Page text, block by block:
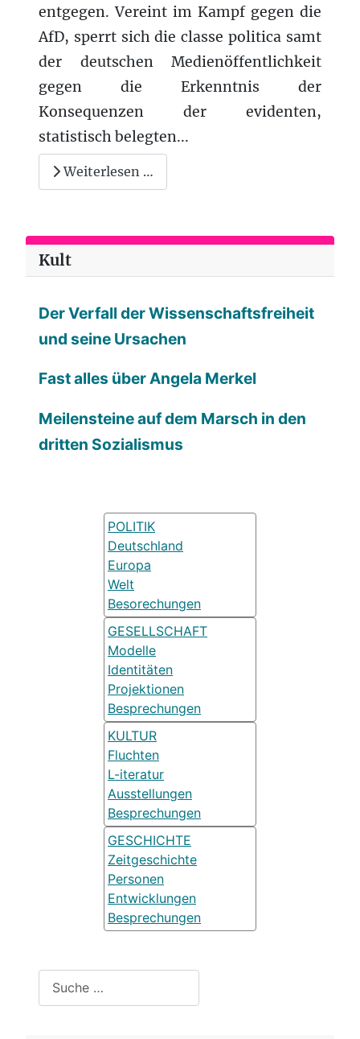
entgegen. Vereint im Kampf gegen die
AfD, sperrt sich die classe politica samt
der deutschen Medienöffentlichkeit
gegen die Erkenntnis der
Konsequenzen der evidenten,
statistisch belegten...
Weiterlesen …
Kult
Der Verfall der Wissenschaftsfreiheit
und seine Ursachen
Fast alles über Angela Merkel
Meilensteine auf dem Marsch in den
dritten Sozialismus
POLITIK
Deutschland
Europa
Welt
Besorechungen
GESELLSCHAFT
Modelle
Identitäten
Projektionen
Besprechungen
KULTUR
Fluchten
L-iteratur
Ausstellungen
Besprechungen
GESCHICHTE
Zeitgeschichte
Personen
Entwicklungen
Besprechungen